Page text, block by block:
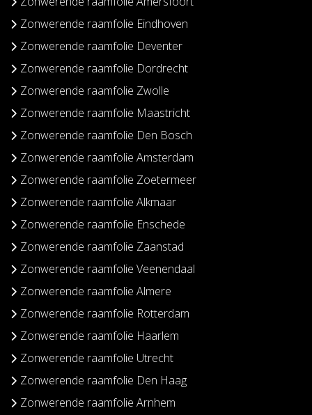
Zonwerende raamfolie Eindhoven
Zonwerende raamfolie Deventer
Zonwerende raamfolie Dordrecht
Zonwerende raamfolie Zwolle
Zonwerende raamfolie Maastricht
Zonwerende raamfolie Den Bosch
Zonwerende raamfolie Amsterdam
Zonwerende raamfolie Zoetermeer
Zonwerende raamfolie Alkmaar
Zonwerende raamfolie Enschede
Zonwerende raamfolie Zaanstad
Zonwerende raamfolie Veenendaal
Zonwerende raamfolie Almere
Zonwerende raamfolie Rotterdam
Zonwerende raamfolie Haarlem
Zonwerende raamfolie Utrecht
Zonwerende raamfolie Den Haag
Zonwerende raamfolie Arnhem